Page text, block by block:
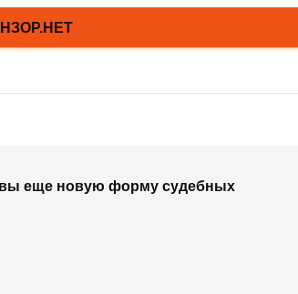
еще новую форму судебных